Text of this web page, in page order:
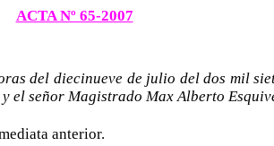
ACTA Nº 65-2007
del diecinueve de julio del dos mil
el señor Magistrado Max Alberto
anterior.